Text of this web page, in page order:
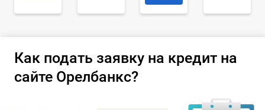
Как подать заявку на кредит на
сайте Орелбанкс?